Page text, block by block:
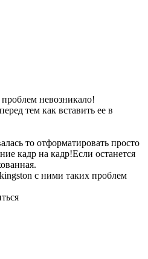
невозникало!
тем как вставить ее в
то отформатировать просто
кадр на кадр!Если останется
с ними таких проблем